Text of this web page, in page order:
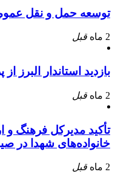
توسعه حمل و نقل
2 ماه قبل
بازدید استاندار البرز
2 ماه قبل
تأکید مدیرکل فرهنگ و
خانواده‌های شهدا در
2 ماه قبل